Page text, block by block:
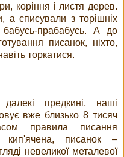
коріння і листя дерев.
а списували з торішніх
прабабусь. А до
писанок, ніхто,
торкатися.
предкині, наші
вже близько 8 тисяч
правила писання
кип'ячена, писанок –
невеликої металевої